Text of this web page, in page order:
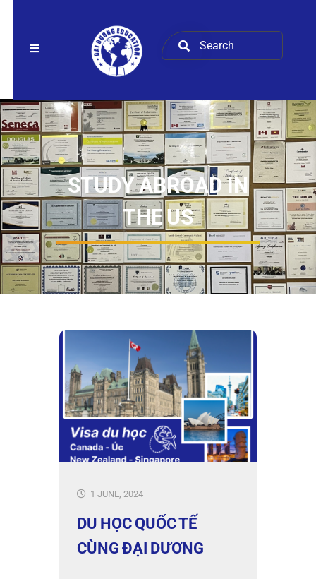
STUDY ABROAD IN
THE US
1 JUNE, 2024
DU HỌC QUỐC TẾ
CÙNG ĐẠI DƯƠNG